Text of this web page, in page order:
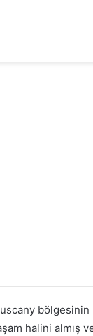
bölgesinin
halini almış